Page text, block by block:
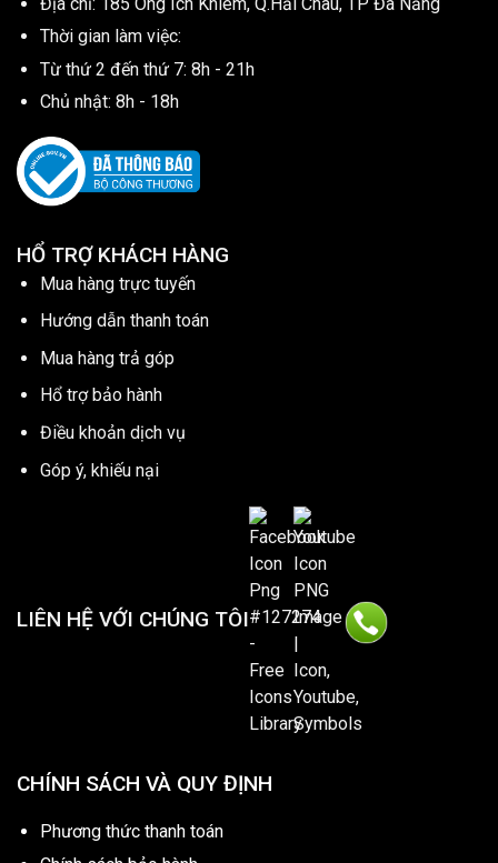
Thời gian làm việc:
Từ thứ 2 đến thứ 7: 8h - 21h
Chủ nhật: 8h - 18h
HỔ TRỢ KHÁCH HÀNG
Mua hàng trực tuyến
Hướng dẫn thanh toán
Mua hàng trả góp
Hổ trợ bảo hành
Điều khoản dịch vụ
Góp ý, khiếu nại
LIÊN HỆ VỚI CHÚNG TÔI
CHÍNH SÁCH VÀ QUY ĐỊNH
Phương thức thanh toán